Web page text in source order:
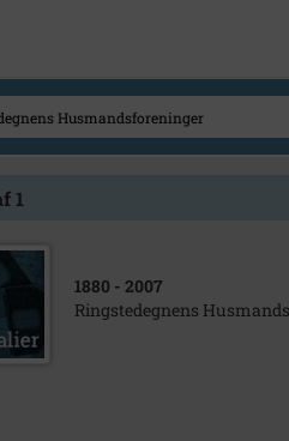
1
1880 - 2007
Ringstedegnens